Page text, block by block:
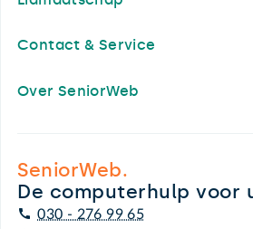
Contact & Service
Over SeniorWeb
SeniorWeb.
De computerhulp voor
030 - 276 99 65